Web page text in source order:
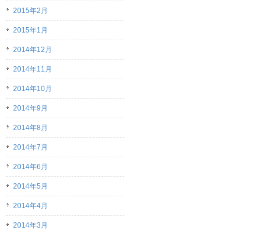
2015年2月
2015年1月
2014年12月
2014年11月
2014年10月
2014年9月
2014年8月
2014年7月
2014年6月
2014年5月
2014年4月
2014年3月